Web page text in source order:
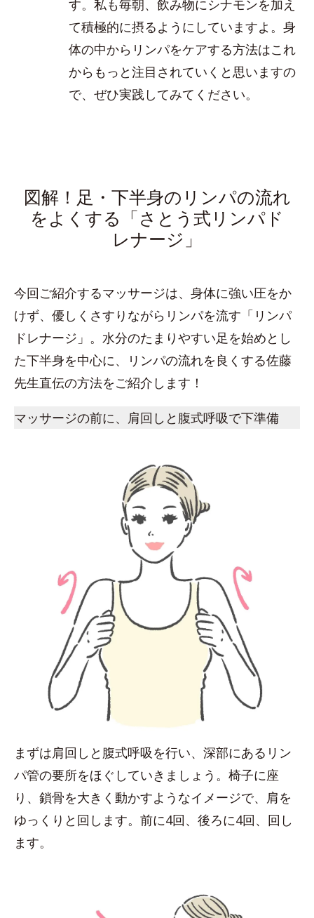
す。私も毎朝、飲み物にシナモンを加え
て積極的に摂るようにしていますよ。身
体の中からリンパをケアする方法はこれ
からもっと注目されていくと思いますの
で、ぜひ実践してみてください。
図解！足・下半身のリンパの流れ
をよくする「さとう式リンパド
レナージ」
今回ご紹介するマッサージは、身体に強い圧をか
けず、優しくさすりながらリンパを流す「リンパ
ドレナージ」。水分のたまりやすい足を始めとし
た下半身を中心に、リンパの流れを良くする佐藤
先生直伝の方法をご紹介します！
マッサージの前に、肩回しと腹式呼吸で下準備
まずは肩回しと腹式呼吸を行い、深部にあるリン
パ管の要所をほぐしていきましょう。椅子に座
り、鎖骨を大きく動かすようなイメージで、肩を
ゆっくりと回します。前に4回、後ろに4回、回し
ます。